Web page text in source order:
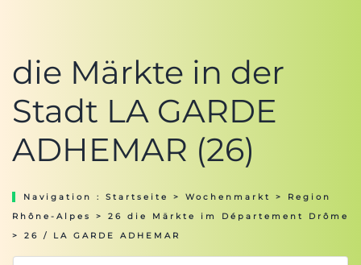
die Märkte in der
Stadt LA GARDE
ADHEMAR (26)
Navigation : Startseite > Wochenmarkt > Region
Rhône-Alpes
> 26 die Märkte im Département Drôme
> 26 / LA GARDE ADHEMAR